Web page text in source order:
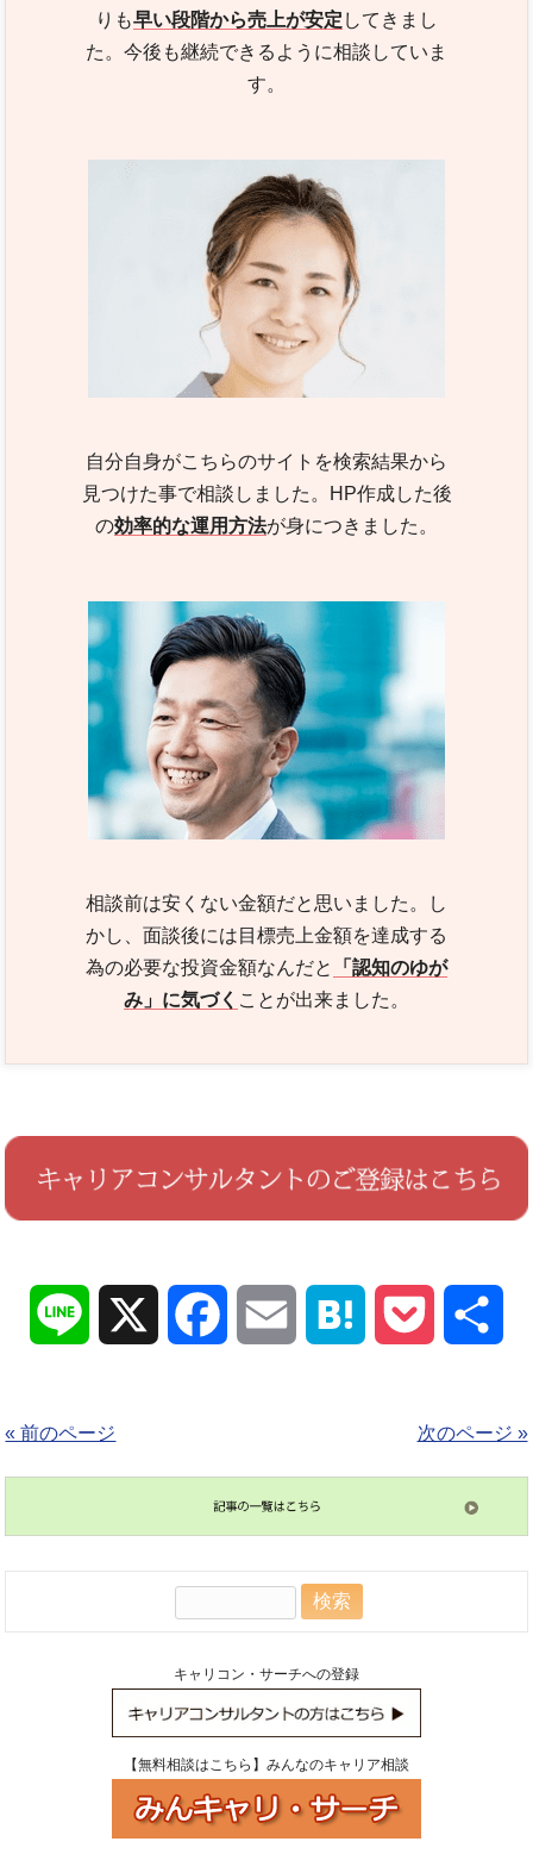
りも早い段階から売上が安定 してきまし
た。今後も継続できるように相談していま
す。
自分自身がこちらのサイトを検索結果から
見つけた事で相談しました。HP作成した後
の効率的な運用方法が身につきました。
相談前は安くない金額だと思いました。し
かし、面談後には目標売上金額を達成する
為の必要な投資金額なんだと
「認知のゆが
み」に気づく ことが出来ました。
Line Facebook Email Hatena Pocket
« 前のページ 次のページ »
キャリコン・サーチへの登録
【無料相談はこちら】みんなのキャリア相談